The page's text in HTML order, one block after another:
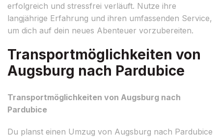
erfolgreich und stressfrei verläuft. Nutze ihre
langjährige Erfahrung und ihren umfassenden Service,
um dich auf dein neues Abenteuer vorzubereiten.
Transportmöglichkeiten von
Augsburg nach Pardubice
Transportmöglichkeiten von Augsburg nach
Pardubice
Du planst einen Umzug von Augsburg nach Pardubice